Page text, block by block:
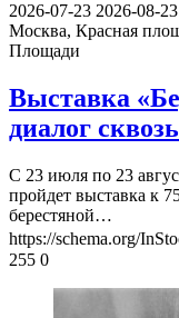
2026-07-23 2026-08-23
Москва, Красная
Площади
Выставка
диалог
С 23 июля по 23
пройдет выставка к
берестяной…
https://schema.org/
255 0